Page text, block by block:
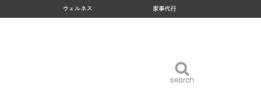
ウェルネス 家事代行
search
search